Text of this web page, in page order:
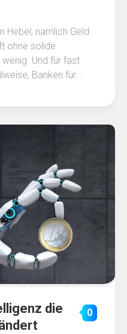
Hebel, nämlich Geld.
ohne solide
Und für fast
Banken für...
die
0